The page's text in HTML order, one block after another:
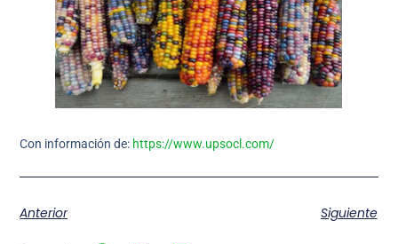
Con información de: https://www.upsocl.com/
Anterior Siguiente